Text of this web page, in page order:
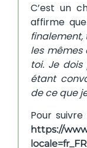
C’est un
affirme
finalement,
les mêmes
toi. Je
étant
de ce que
Pour
https://
locale=fr_FR